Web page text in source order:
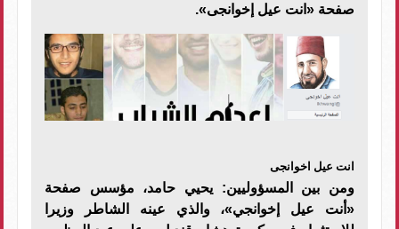
صفحة «انت عيل إخوانجى».
انت عيل اخوانجى
ومن بين المسؤوليين: يحيي حامد، مؤسس صفحة
«أنت عيل إخوانجي»، والذي عينه الشاطر وزيرا